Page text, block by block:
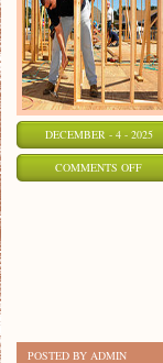
DECEMBER - 4 - 2025
COMMENTS OFFON
POSTED BY ADMIN